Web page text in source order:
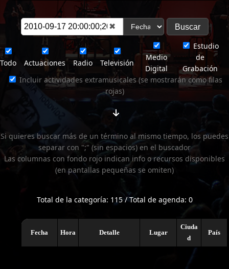
✖
Todo Actuaciones Radio Televisión
Medio
Digital
Estudio
de
Grabación
Incluir actividades extramusicales (se mostrarán como filas
rojas)
Si quieres buscar más de un término al mismo tiempo, los puedes
separar con ";" (sin espacios) en el buscador
Las columnas con fondo rojo indican info o recursos disponibles
(en pantallas pequeñas se omiten)
Total de la categoría: 115 / Total de agenda: 0
Fecha Hora Detalle Lugar
Ciuda
d
País